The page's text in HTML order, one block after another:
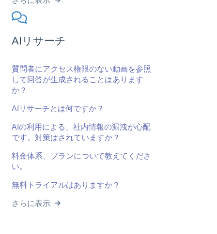
AIリサーチ
質問者にアクセス権限のない動画を参照
して回答が生成されることはあります
か？
AIリサーチとは何ですか？
AIの利用による、社内情報の漏洩が心配
です。対策はされていますか？
料金体系、プランについて教えてくださ
い。
無料トライアルはありますか？
さらに表示